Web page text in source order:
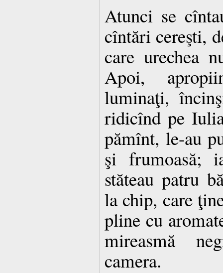
Atunci se
cîntări cereşti,
care urechea
Apoi,
luminaţi,
ridicînd pe
pămînt, le-au
şi frumoasă;
stăteau patru
la chip, care
pline cu
mireasmă
camera.